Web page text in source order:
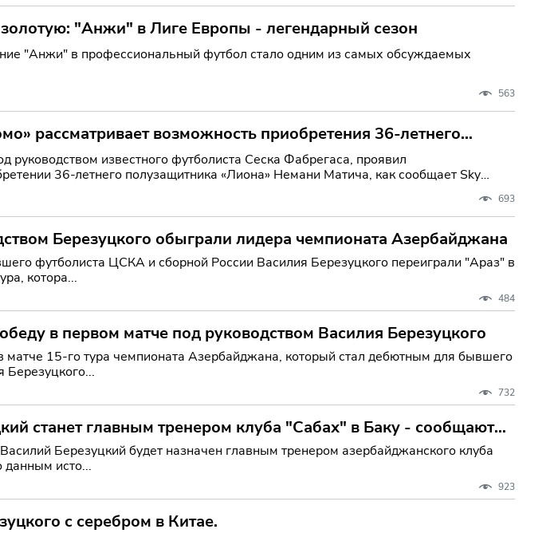
"Анжи" в Лиге Европы - легендарный сезон
"Анжи" в профессиональный футбол стало одним из самых обсуждаемых
563
рассматривает возможность приобретения 36-летнего
Sport Italia.
руководством известного футболиста Сеска Фабрегаса, проявил
36-летнего полузащитника «Лиона» Немани Матича, как сообщает Sky
693
Березуцкого обыграли лидера чемпионата Азербайджана
футболиста ЦСКА и сборной России Василия Березуцкого переиграли "Араз" в
котора...
484
в первом матче под руководством Василия Березуцкого
15-го тура чемпионата Азербайджана, который стал дебютным для бывшего
732
станет главным тренером клуба "Сабах" в Баку - сообщают
Березуцкий будет назначен главным тренером азербайджанского клуба
данным исто...
923
с серебром в Китае.